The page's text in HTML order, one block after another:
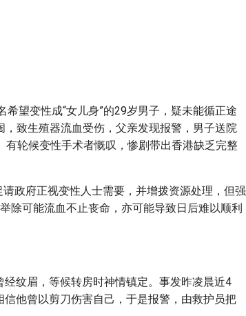
望变性成“女儿身”的29岁男子，疑未能循正途
致生殖器流血受伤，父亲发现报警，男子送院
有轮候变性手术者慨叹，惨剧带出香港缺乏完整
政府正视变性人士需要，并增拨资源处理，但强
除可能流血不止丧命，亦可能导致日后难以顺利
纹眉，等候转房时神情镇定。事发昨凌晨近4
他曾以剪刀伤害自己，于是报警，由救护员把